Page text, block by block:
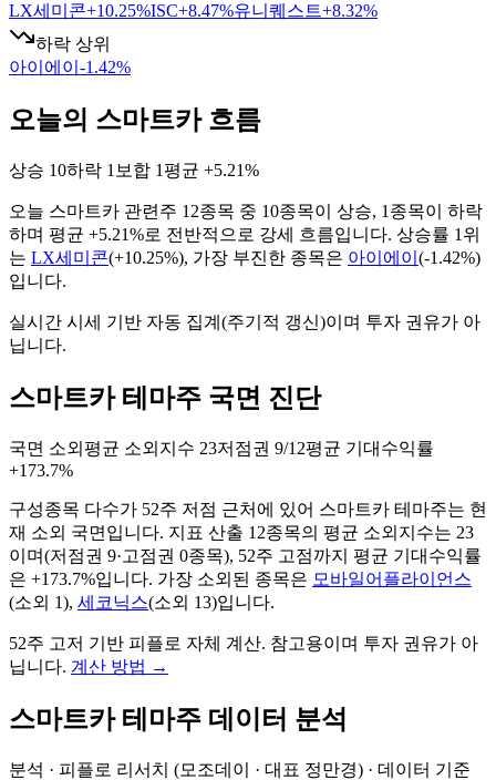
LX세미콘+10.25%ISC+8.47%유니퀘스트+8.32%
하락 상위
아이에이 -1.42%
오늘의 스마트카 흐름
상승 10하락 1 보합 1평균 +5.21%
오늘 스마트카 관련주 12종목 중 10종목이 상승, 1 종목이 하락
하며 평균 +5.21%로 전반적으로 강세 흐름입니다. 상승률 1위
는 LX세미콘(+10.25%), 가장 부진한 종목은 아이에이 (-1.42%)
입니다.
실시간 시세 기반 자동 집계(주기적 갱신)이며 투자 권유가 아
닙니다.
스마트카 테마주 국면 진단
국면 소외 평균 소외지수 23저점권 9/12평균 기대수익률
+173.7%
구성종목 다수가 52주 저점 근처에 있어 스마트카 테마주는 현
재 소외 국면입니다. 지표 산출 12종목의 평균 소외지수는 23
이며(저점권 9·고점권 0종목), 52주 고점까지 평균 기대수익률
은 +173.7%입니다. 가장 소외된 종목은 모바일어플라이언스
(소외 1), 세코닉스(소외 13)입니다.
52주 고저 기반 피플로 자체 계산. 참고용이며 투자 권유가 아
닙니다. 계산 방법 →
스마트카테마주 데이터 분석
분석 · 피플로 리서치 (모조데이 · 대표 정만경) · 데이터 기준